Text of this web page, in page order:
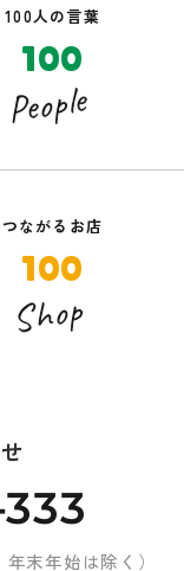
100人の言葉
100
People
つながるお店
100
Shop
末年始は除く）